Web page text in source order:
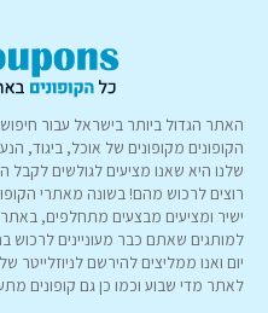
האתר הגדול ביותר בישראל עבור חיפוש
הקופונים מקופונים של אוכל, ביגוד,
שלנו היא שאנו מציעים לגולשים
רוצים לרכוש מהם! בשונה מאתרי
ישיר ומציעים מבצעים מתחלפים,
למותגים שאתם כבר מעוניינים
יום ואנו ממליצים להירשם לניוזלייטר
לאתר מדי שבוע וכמו כן גם קופונים